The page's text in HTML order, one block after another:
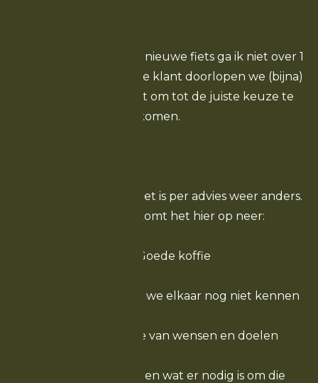
Bij het advies voor een nieuwe fiets ga ik niet over 1
nacht ijs. Samen met de klant doorlopen we (bijna)
altijd een mooi traject om tot de juiste keuze te
komen.
Hoe het traject eruit ziet is per advies weer anders.
In grote lijnen komt het hier op neer:
- Goede koffie
- Kennismaken als we elkaar nog niet kennen
- Inventarisatie van wensen en doelen
- In kaart brengen wat er nodig is om die